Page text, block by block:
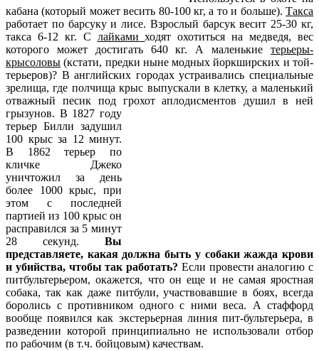
кабана (который может весить 80-100 кг, а то и больше). Такса
работает по барсуку и лисе. Взрослый барсук весит 25-30 кг,
такса 6-12 кг. С лайкамиходят охотиться на медведя, вес
которого может достигать 640 кг. А маленькие терьеры-
крысоловы (кстати, предки ныне модных йоркширских и той-
терьеров)? В английских городах устраивались специальные
зрелища, где полчища крыс выпускали в клетку, а маленький
отважный песик под грохотаплодисментов душил в ней
грызунов. В 1827 году
терьер Билли задушил
100 крыс за 12 минут.
В 1862 терьер по
кличке Джеко
уничтожил за день
более 1000 крыс, при
этом с последней
партией из 100 крыс он
расправился за 5 минут
28 секунд. Вы
представляете, какая должна быть у собаки жажда крови
и убийства, чтобы так работать? Если провести аналогию с
питбультерьером, окажется, что он еще и не самая яростная
собака, так как даже питбули, участвовавшие в боях, всегда
боролись с противником одного с ними веса. А стаффорд
вообще появился как экстерьерная линия пит-бультерьера, в
разведении которой принципиально не использовали отбор
по рабочим (в т.ч. бойцовым) качествам.